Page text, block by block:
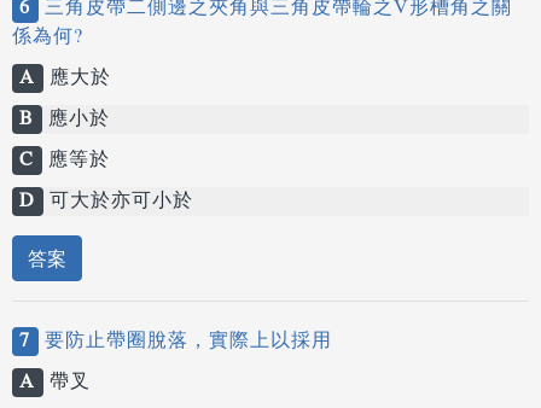
6 三角皮帶二側邊之夾角與三角皮帶輪之V形槽角之關
係為何?
A 應大於
B 應小於
C 應等於
D 可大於亦可小於
答案
7 要防止帶圈脫落，實際上以採用
A 帶叉